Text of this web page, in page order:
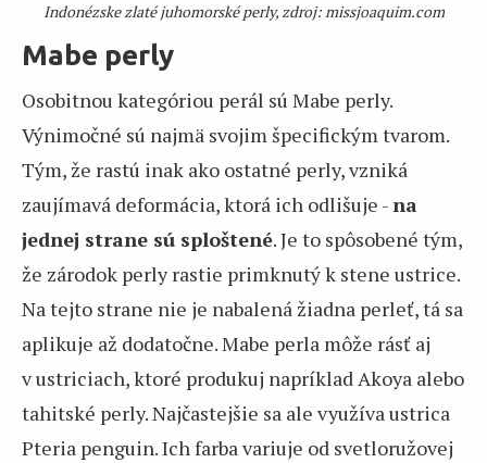
Indonézske zlaté juhomorské perly, zdroj: missjoaquim.com
Mabe perly
Osobitnou kategóriou perál sú Mabe perly.
Výnimočné sú najmä svojim špecifickým tvarom.
Tým, že rastú inak ako ostatné perly, vzniká
zaujímavá deformácia, ktorá ich odlišuje -na
jednej strane sú sploštené. Je to spôsobené tým,
že zárodok perly rastie primknutý k stene ustrice.
Na tejto strane nie je nabalená žiadna perleť, tá sa
aplikuje až dodatočne. Mabe perla môže rásť aj
v ustriciach, ktoré produkuj napríklad Akoya alebo
tahitské perly. Najčastejšie sa ale využíva ustrica
Pteria penguin. Ich farba variuje od svetloružovej